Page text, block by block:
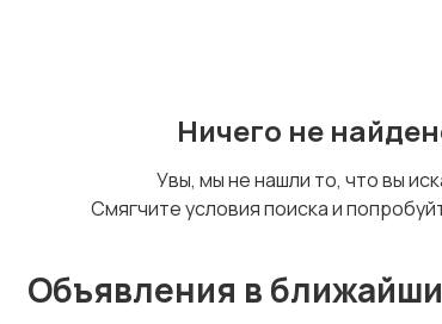
Ничего не
Увы, мы не нашли то, что вы
Смягчите условия поиска и
Объявления в